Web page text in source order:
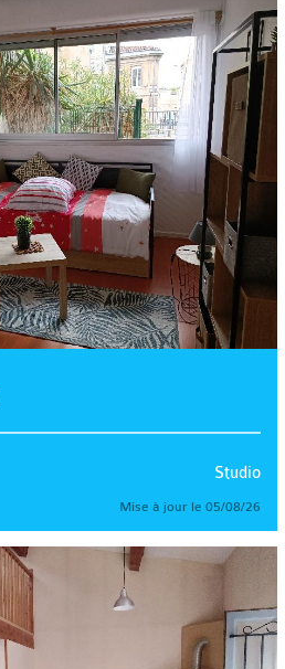
Studio
Mise à jour le 05/08/26